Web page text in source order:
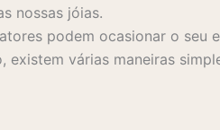
nossas jóias.
podem ocasionar o seu
várias maneiras